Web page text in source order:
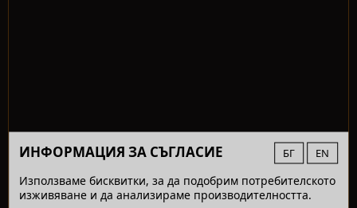
ИНФОРМАЦИЯ ЗА СЪГЛАСИЕ БГ EN
Използваме бисквитки, за да подобрим потребителското
изживяване и да анализираме производителността.